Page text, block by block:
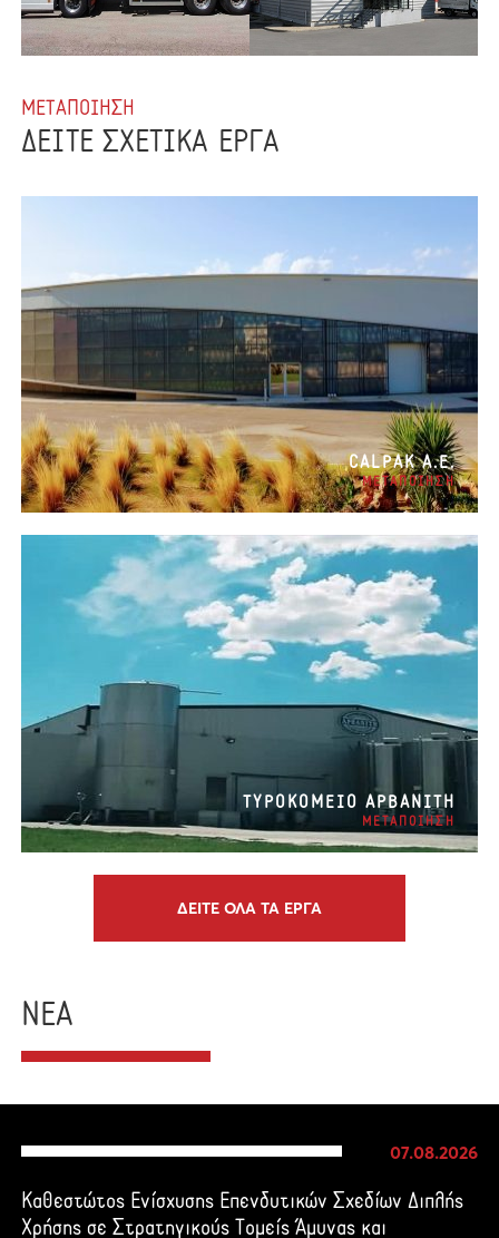
ΜΕΤΑΠΟΙΗΣΗ
ΔΕΙΤΕ ΣΧΕΤΙΚΑ ΕΡΓΑ
CALPAK Α.Ε.
ΜΕΤΑΠΟΙΗΣΗ
ΤΥΡΟΚΟΜΕΙΟ ΑΡΒΑΝΙΤΗ
ΜΕΤΑΠΟΙΗΣΗ
ΔΕΙΤΕ ΟΛΑ ΤΑ ΕΡΓΑ
ΝΕΑ
07.08.2026
Καθεστώτος Ενίσχυσης Επενδυτικών Σχεδίων Διπλής
Χρήσης σε Στρατηγικούς Τομείς Άμυνας και